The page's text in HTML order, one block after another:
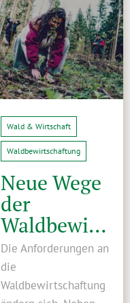
Wald & Wirtschaft
Waldbewirtschaftung
Neue Wege
der
Waldbewirtschaftung
Die Anforderungen an
die
Waldbewirtschaftung